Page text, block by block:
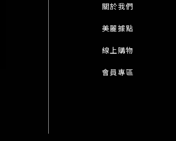
關於我們
美麗據點
線上購物
會員專區